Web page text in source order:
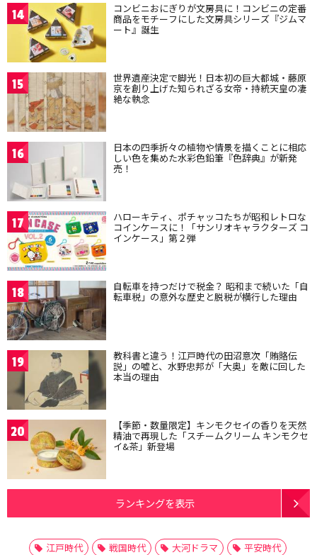
14 コンビニおにぎりが文房具に！コンビニの定番
商品をモチーフにした文房具シリーズ『ジムマ
ート』誕生
15 世界遺産決定で脚光！日本初の巨大都城・藤原
京を創り上げた知られざる女帝・持統天皇の凄
絶な執念
16 日本の四季折々の植物や情景を描くことに相応
しい色を集めた水彩色鉛筆『色辞典』が新発
売！
17 ハローキティ、ポチャッコたちが昭和レトロな
コインケースに！「サンリオキャラクターズ コ
インケース」第２弾
18 自転車を持つだけで税金？ 昭和まで続いた「自
転車税」の意外な歴史と脱税が横行した理由
19 教科書と違う！江戸時代の田沼意次「賄賂伝
説」の嘘と、水野忠邦が「大奥」を敵に回した
本当の理由
20 【季節・数量限定】キンモクセイの香りを天然
精油で再現した「スチームクリーム キンモクセ
イ&茶」新登場
ランキングを表示
江戸時代 戦国時代 大河ドラマ
平安時代